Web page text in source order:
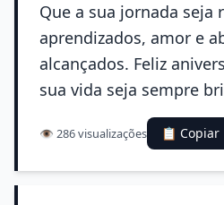
Que a sua jornada seja
aprendizados, amor e
alcançados. Feliz
sua vida seja sempre
👁️ 286 visualizações 📋 Copiar